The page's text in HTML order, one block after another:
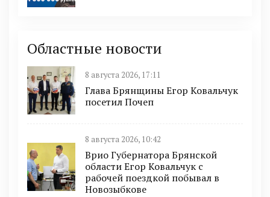
Областные новости
8 августа 2026, 17:11
Глава Брянщины Егор Ковальчук
посетил Почеп
8 августа 2026, 10:42
Врио Губернатора Брянской
области Егор Ковальчук с
рабочей поездкой побывал в
Новозыбкове